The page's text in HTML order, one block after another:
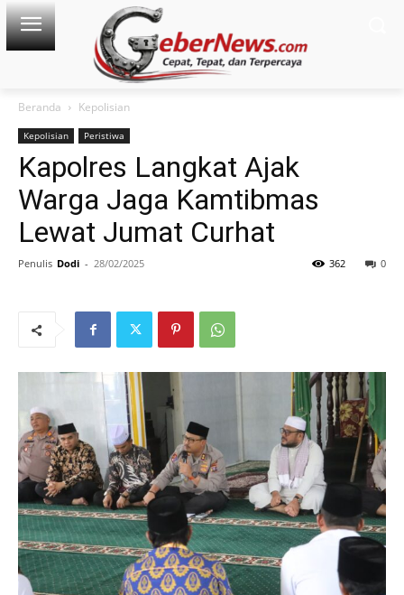
Beranda Kepolisian
Kepolisian Peristiwa
Kapolres Langkat Ajak
Warga Jaga Kamtibmas
Lewat Jumat Curhat
Penulis Dodi - 28/02/2025 0
362